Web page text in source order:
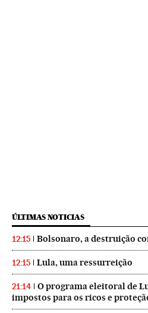
ÚLTIMAS NOTICIAS
12:15 Bolsonaro, a destruição
12:15 Lula, uma ressurreição
21:14
O programa eleitoral de
impostos para os ricos e